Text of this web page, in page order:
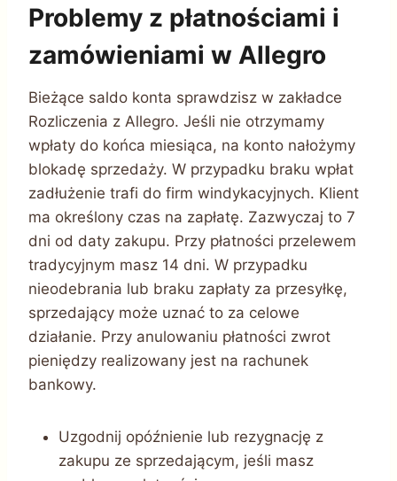
Problemy z płatnościami i
zamówieniami w Allegro
Bieżące saldo konta sprawdzisz w zakładce
Rozliczenia z Allegro. Jeśli nie otrzymamy
wpłaty do końca miesiąca, na konto nałożymy
blokadę sprzedaży. W przypadku braku wpłat
zadłużenie trafi do firm windykacyjnych. Klient
ma określony czas na zapłatę. Zazwyczaj to 7
dni od daty zakupu. Przy płatności przelewem
tradycyjnym masz 14 dni. W przypadku
nieodebrania lub braku zapłaty za przesyłkę,
sprzedający może uznać to za celowe
działanie. Przy anulowaniu płatności zwrot
pieniędzy realizowany jest na rachunek
bankowy.
Uzgodnij opóźnienie lub rezygnację z
zakupu ze sprzedającym, jeśli masz